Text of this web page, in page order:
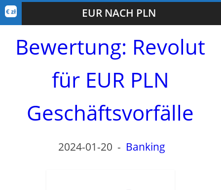
EUR NACH PLN
Bewertung: Revolut
für EUR PLN
Geschäftsvorfälle
2024-01-20 - Banking